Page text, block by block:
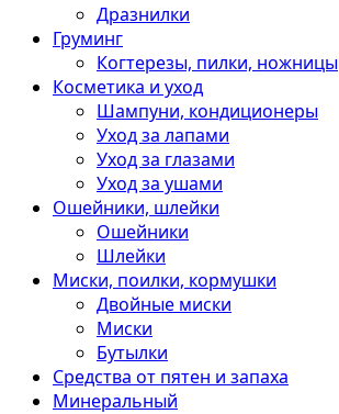
Дразнилки
Груминг
Когтерезы, пилки, ножницы
Косметика и уход
Шампуни, кондиционеры
Уход за лапами
Уход за глазами
Уход за ушами
Ошейники, шлейки
Ошейники
Шлейки
Миски, поилки, кормушки
Двойные миски
Миски
Бутылки
Средства от пятен и запаха
Минеральный